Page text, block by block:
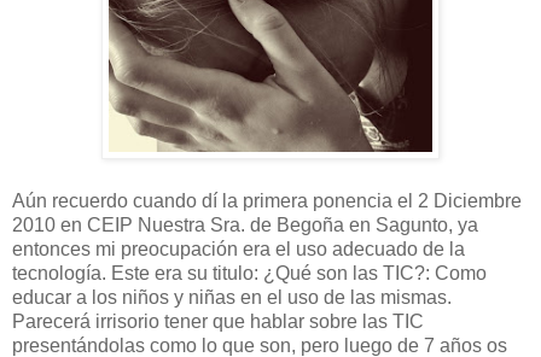
Aún recuerdo cuando dí la primera ponencia el 2 Diciembre
2010 en CEIP Nuestra Sra. de Begoña en Sagunto, ya
entonces mi preocupación era el uso adecuado de la
tecnología. Este era su titulo: ¿Qué son las TIC?: Como
educar a los niños y niñas en el uso de las mismas.
Parecerá irrisorio tener que hablar sobre las TIC
presentándolas como lo que son, pero luego de 7 años os